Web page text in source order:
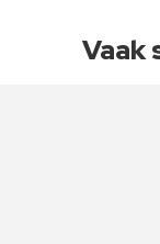
Vaak